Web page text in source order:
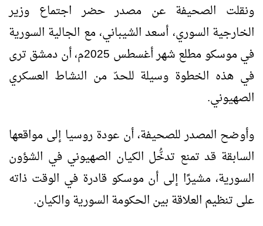
ونقلت الصحيفة عن مصدر حضر اجتماع وزير
الخارجية السوري، أسعد الشيباني، مع الجالية السورية
في موسكو مطلع شهر أغسطس 2025م، أن دمشق ترى
في هذه الخطوة وسيلة للحدّ من النشاط العسكري
الصهيوني.
وأوضح المصدر للصحيفة، أن عودة روسيا إلى مواقعها
السابقة قد تمنع تدخُّل الكيان الصهيوني في الشؤون
السورية، مشيرًا إلى أن موسكو قادرة في الوقت ذاته
على تنظيم العلاقة بين الحكومة السورية والكيان.